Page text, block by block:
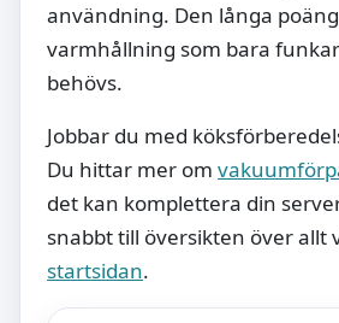
användning. Den långa
varmhållning som bara
behövs.
Jobbar du med
Du hittar mer om
det kan komplettera din
snabbt till översikten över allt
startsidan.